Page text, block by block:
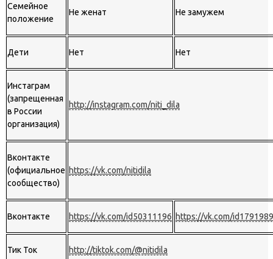
Семейное
положение
Не женат Не замужем
Дети Нет Нет
Инстаграм
(запрещенная
в России
организация)
http://instagram.com/niti_dila
Вконтакте
(официальное
сообщество)
https://vk.com/nitidila
Вконтакте https://vk.com/id50311196 https://vk.com/
Тик Ток http://tiktok.com/@nitidila